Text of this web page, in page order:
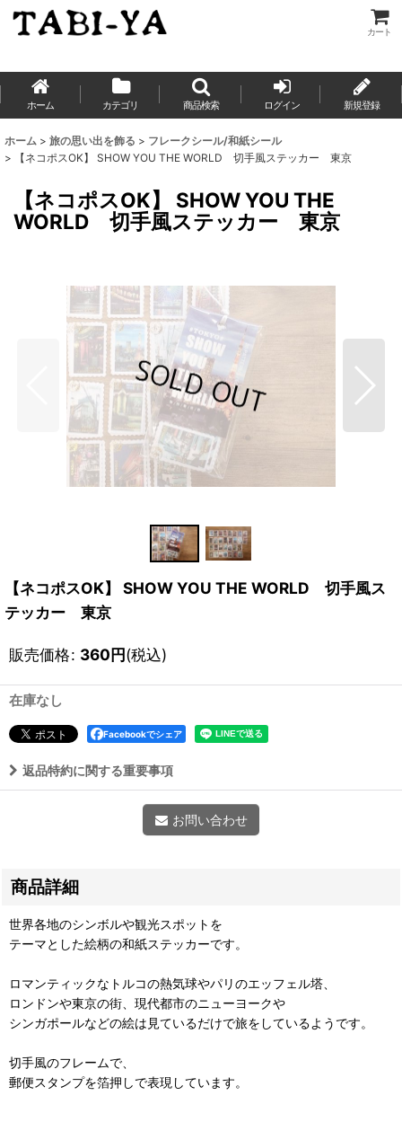
カート
ホーム カテゴリ 商品検索 ログイン 新規登録
ホーム > 旅の思い出を飾る > フレークシール/和紙シール
>
【ネコポスOK】 SHOW YOU THE WORLD 切手風ステッカー 東京
【ネコポスOK】 SHOW YOU THE
WORLD 切手風ステッカー 東京
【ネコポスOK】 SHOW YOU THE WORLD 切手風ス
テッカー 東京
販売価格: 360円(税込)
在庫なし
Facebookでシェア
返品特約に関する重要事項
お問い合わせ
商品詳細
世界各地のシンボルや観光スポットを
テーマとした絵柄の和紙ステッカーです。
ロマンティックなトルコの熱気球やパリのエッフェル塔、
ロンドンや東京の街、現代都市のニューヨークや
シンガポールなどの絵は見ているだけで旅をしているようです。
切手風のフレームで、
郵便スタンプを箔押しで表現しています。